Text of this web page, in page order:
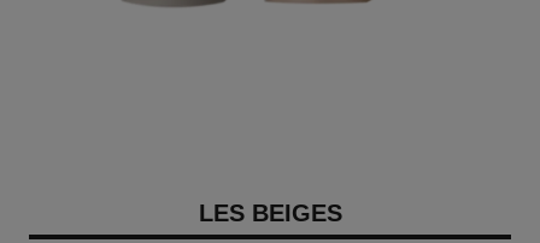
LES BEIGES